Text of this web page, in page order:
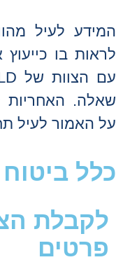
המידע לעיל
לראות בו
שאלה.
על האמור לעיל
כלל
לקבלת
פרטים